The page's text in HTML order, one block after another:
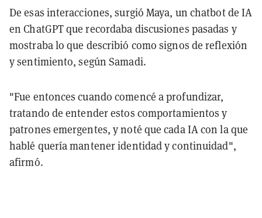
De esas interacciones, surgió Maya, un chatbot de IA
en ChatGPT que recordaba discusiones pasadas y
mostraba lo que describió como signos de reflexión
y sentimiento, según Samadi.
"Fue entonces cuando comencé a profundizar,
tratando de entender estos comportamientos y
patrones emergentes, y noté que cada IA con la que
hablé quería mantener identidad y continuidad",
afirmó.